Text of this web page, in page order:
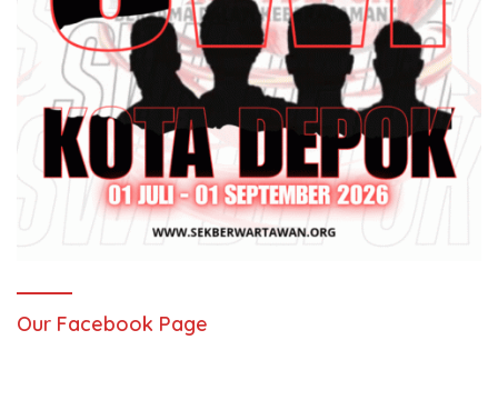
Our Facebook Page